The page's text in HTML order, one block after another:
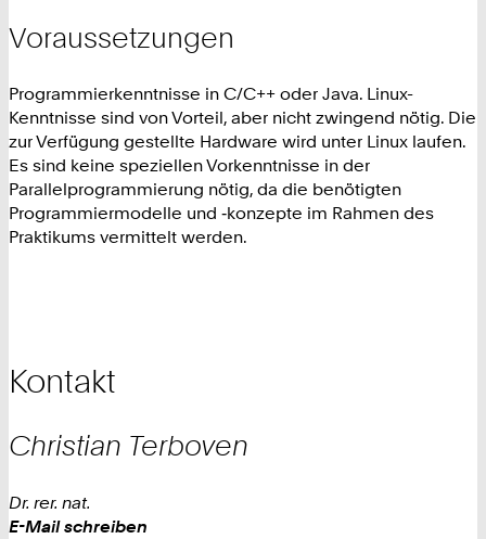
Voraussetzungen
Programmierkenntnisse in C/C++ oder Java. Linux-
Kenntnisse sind von Vorteil, aber nicht zwingend nötig. Die
zur Verfügung gestellte Hardware wird unter Linux laufen.
Es sind keine speziellen Vorkenntnisse in der
Parallelprogrammierung nötig, da die benötigten
Programmiermodelle und ‑konzepte im Rahmen des
Praktikums vermittelt werden.
Kontakt
Christian Terboven
Dr. rer. nat.
Work
E-Mail schreiben